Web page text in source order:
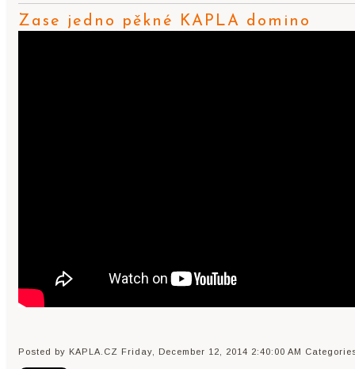
Zase jedno pěkné KAPLA domino
Posted by KAPLA.CZ Friday, December 12, 2014 2:40:00 AM